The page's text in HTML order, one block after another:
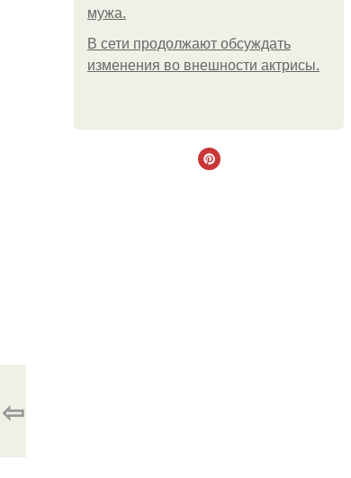
мужа.
В сети продолжают обсуждать
изменения во внешности актрисы.
⇦